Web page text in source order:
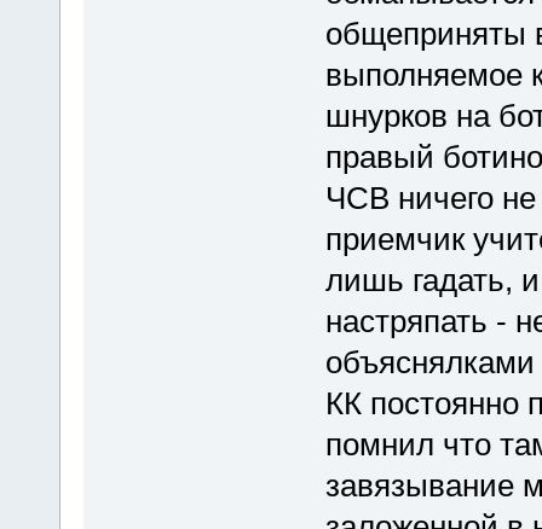
общеприняты
выполняемое
шнурков на
правый
ЧСВ ничего
приемчик
лишь гадать,
настряпать -
КК постоянно
помнил что
завязывание